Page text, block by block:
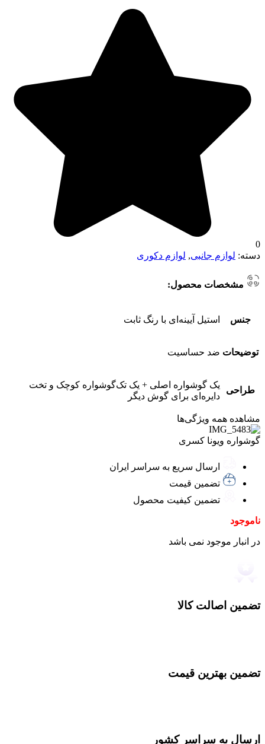
0
دسته: لوازم جانبی, لوازم دکوری
مشخصات محصول:
جنس استیل آیینه‌ای با رنگ ثابت
توضیحات ضد حساسیت
طراحی
یک گوشواره اصلی + یک تک‌گوشواره کوچک و تخت
دایره‌ای برای گوش دیگر
مشاهده همه ویژگی‌ها
گوشواره ویونا کسری
ارسال سریع به سراسر ایران
تضمین قیمت
تضمین کیفیت محصول
ناموجود
در انبار موجود نمی باشد
تضمین اصالت کالا
تضمین بهترین قیمت
ارسال به سراسر کشور